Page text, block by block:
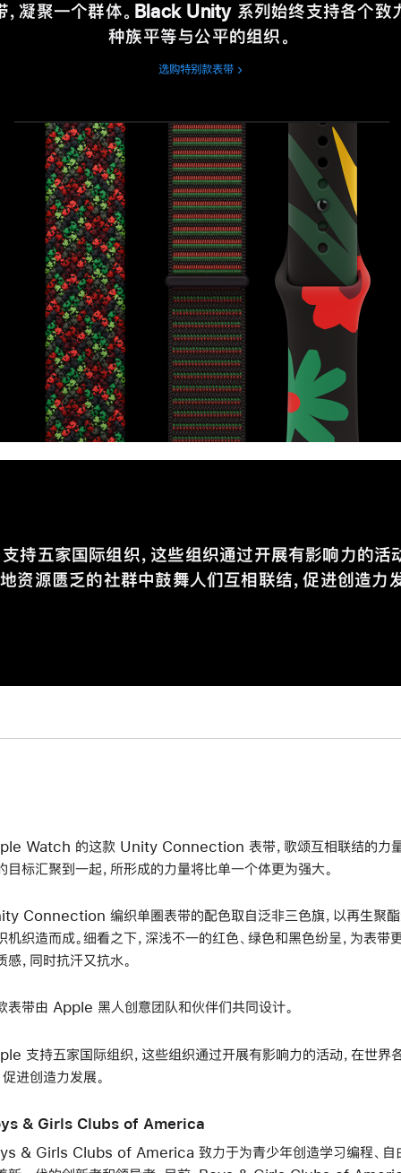
，凝聚一个群体。Black Unity 系列始终支持各个致
种族平等与公平的组织。
选购特别款表带
持五家国际组织，这些组织通过开展有影响力的活
资源匮乏的社群中鼓舞人们互相联结，促进创造力发
Watch 的这款 Unity Connection 表带，歌颂互相联结的力量
目标汇聚到一起，所形成的力量将比单一个体更为强大。
Connection 编织单圈表带的配色取自泛非三色旗，以再生聚酯
机织造而成。细看之下，深浅不一的红色、绿色和黑色纷呈，为表带
感，同时抗汗又抗水。
表带由 Apple 黑人创意团队和伙伴们共同设计。
支持五家国际组织，这些组织通过开展有影响力的活动，在世界
促进创造力发展。
& Girls Clubs of America
& Girls Clubs of America 致力于为青少年创造学习编程、自